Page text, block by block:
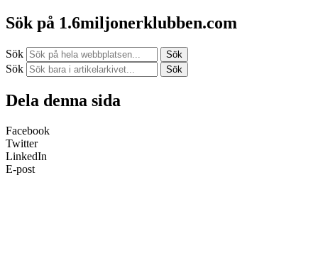
Sök på 1.6miljonerklubben.com
Sök Sök
Sök Sök
Dela denna sida
Facebook
Twitter
LinkedIn
E-post